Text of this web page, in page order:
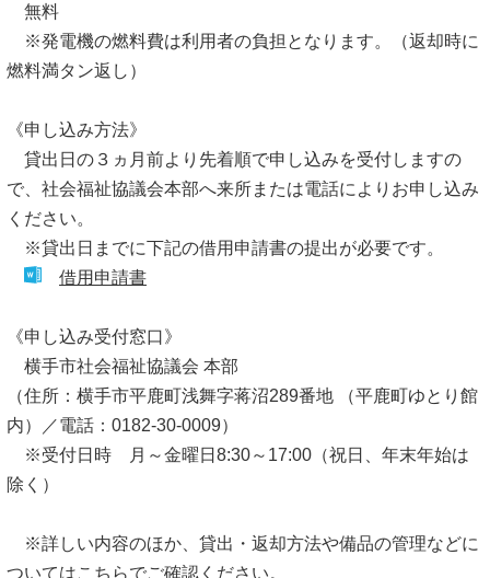
無料
※発電機の燃料費は利用者の負担となります。（返却時に
燃料満タン返し）
《申し込み方法》
貸出日の３ヵ月前より先着順で申し込みを受付しますの
で、社会福祉協議会本部へ来所または電話によりお申し込み
ください。
※貸出日までに下記の借用申請書の提出が必要です。
借用申請書
《申し込み受付窓口》
横手市社会福祉協議会 本部
（住所：横手市平鹿町浅舞字蒋沼289番地 （平鹿町ゆとり館
内）／電話：0182-30-0009）
※受付日時 月～金曜日8:30～17:00（祝日、年末年始は
除く）
※詳しい内容のほか、貸出・返却方法や備品の管理などに
ついてはこちらでご確認ください。